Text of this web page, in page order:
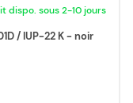
dispo. sous 2-10 jours
/ IUP-22 K - noir